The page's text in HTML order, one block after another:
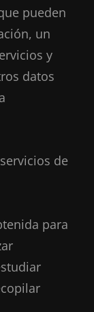
pueden
un
y
datos
de
para